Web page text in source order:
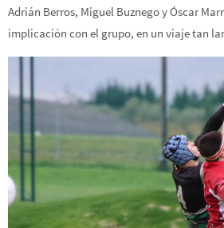
Adrián Berros, Miguel Buznego y Óscar
implicación con el grupo, en un viaje tan